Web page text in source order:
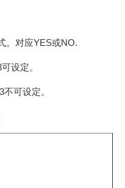
。对应YES或NO.
设定。
可设定。